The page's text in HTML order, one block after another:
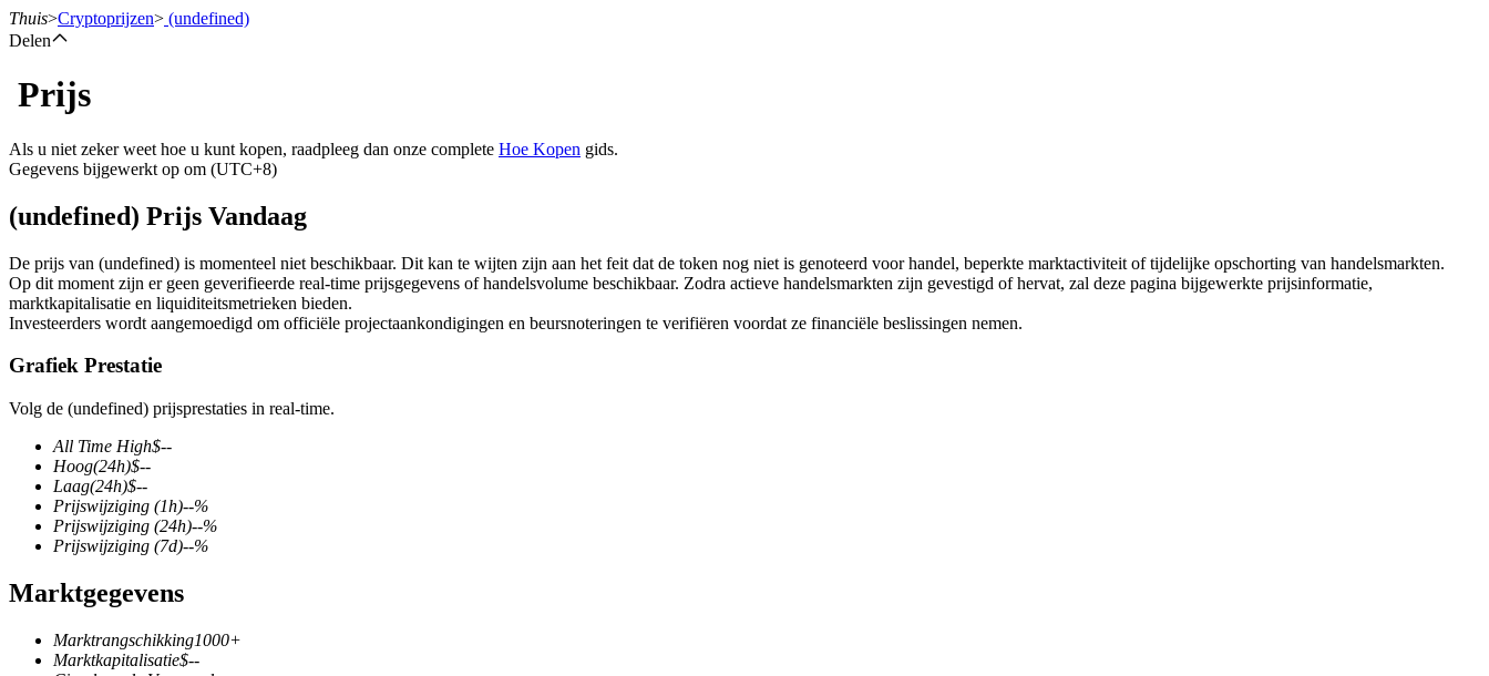
Termijncontracten
USDT-futures
Futures met USDT als onderpand
COIN-M-futures
Cryptocurrency-futures
Thuis>Cryptoprijzen> (undefined)
Delen
Prijs
Als u niet zeker weet hoe u kunt kopen, raadpleeg dan onze complete Hoe Kopen gids.
Gegevens bijgewerkt op om (UTC+8)
(undefined) Prijs Vandaag
De prijs van (undefined) is momenteel niet beschikbaar. Dit kan te wijten zijn aan het feit dat de token nog niet is genoteerd voor handel, beperkte marktactiviteit of tijdelijke opschorting van handelsmarkten.
Op dit moment zijn er geen geverifieerde real-time prijsgegevens of handelsvolume beschikbaar. Zodra actieve handelsmarkten zijn gevestigd of hervat, zal deze pagina bijgewerkte prijsinformatie,
marktkapitalisatie en liquiditeitsmetrieken bieden.
Investeerders wordt aangemoedigd om officiële projectaankondigingen en beursnoteringen te verifiëren voordat ze financiële beslissingen nemen.
Grafiek Prestatie
Volg de (undefined) prijsprestaties in real-time.
All Time High$--
Hoog(24h)$--
Laag(24h)$--
Prijswijziging (1h)--%
Prijswijziging (24h)--%
Prijswijziging (7d)--%
Marktgegevens
Marktrangschikking1000+
Marktkapitalisatie$--